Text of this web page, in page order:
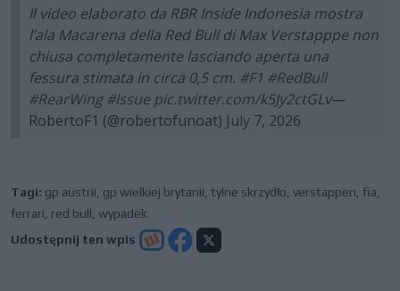
Il video elaborato da RBR Inside Indonesia mostra
l’ala Macarena della Red Bull di Max Verstapppe non
chiusa completamente lasciando aperta una
fessura stimata in circa 0,5 cm. #F1 #RedBull
#RearWing #Issue pic.twitter.com/k5Jy2ctGLv—
RobertoF1 (@robertofunoat) July 7, 2026
Tagi: gp austrii gp wielkiej brytanii tylne skrzydło verstappen fia
ferrari red bull wypadek
Udostępnij ten wpis